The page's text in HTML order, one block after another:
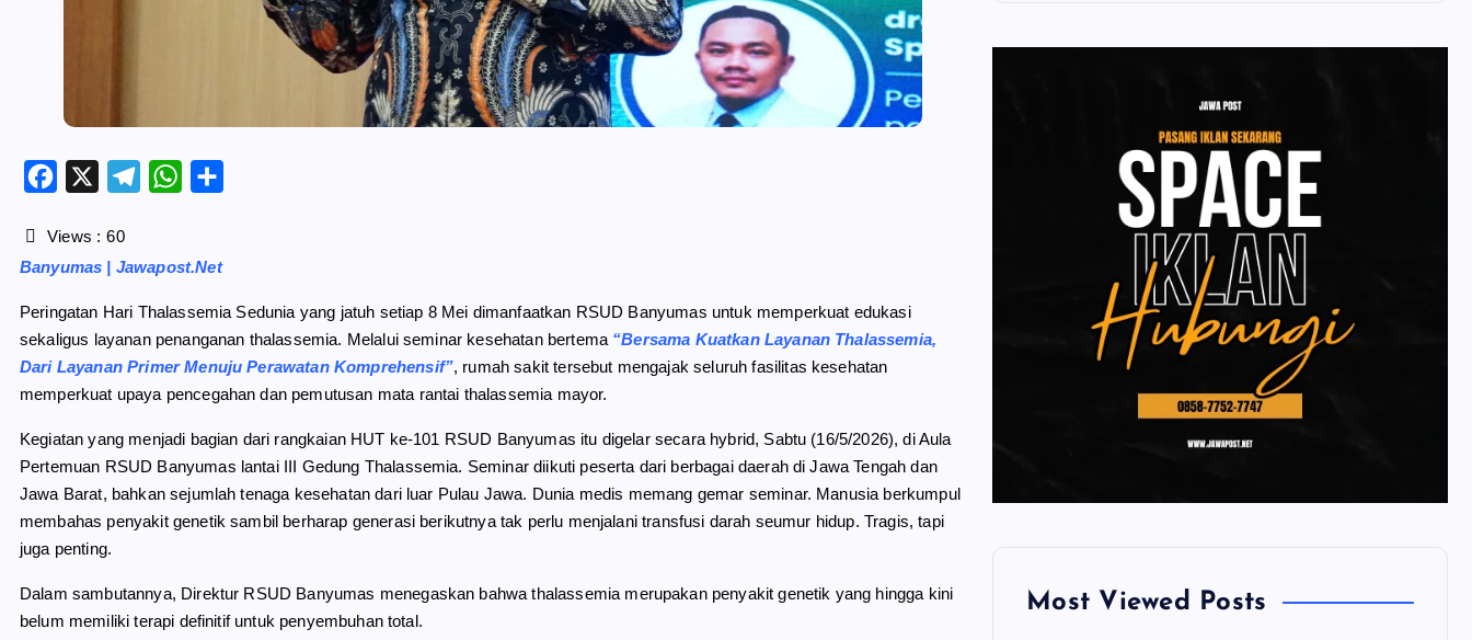
c
o
o
k
r
a
m
W
A
p
p
Views : 60
Banyumas | Jawapost.Net
Peringatan Hari Thalassemia Sedunia yang jatuh setiap 8 Mei dimanfaatkan RSUD Banyumas untuk memperkuat edukasi
sekaligus layanan penanganan thalassemia. Melalui seminar kesehatan bertema “Bersama Kuatkan Layanan Thalassemia,
Dari Layanan Primer Menuju Perawatan Komprehensif”, rumah sakit tersebut mengajak seluruh fasilitas kesehatan
memperkuat upaya pencegahan dan pemutusan mata rantai thalassemia mayor.
Kegiatan yang menjadi bagian dari rangkaian HUT ke-101 RSUD Banyumas itu digelar secara hybrid, Sabtu (16/5/2026), di Aula
Pertemuan RSUD Banyumas lantai III Gedung Thalassemia. Seminar diikuti peserta dari berbagai daerah di Jawa Tengah dan
Jawa Barat, bahkan sejumlah tenaga kesehatan dari luar Pulau Jawa. Dunia medis memang gemar seminar. Manusia berkumpul
membahas penyakit genetik sambil berharap generasi berikutnya tak perlu menjalani transfusi darah seumur hidup. Tragis, tapi
juga penting.
Dalam sambutannya, Direktur RSUD Banyumas menegaskan bahwa thalassemia merupakan penyakit genetik yang hingga kini
belum memiliki terapi definitif untuk penyembuhan total.
Most Viewed Posts